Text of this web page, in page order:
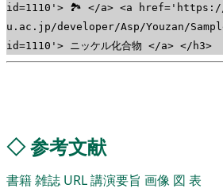
id=1110'> 🏞 </a> <a href='https://
u.ac.jp/developer/Asp/Youzan/
id=1110'> ニッケル化合物 </a> </h3>
◇参考文献
書籍雑誌 URL講演要旨 画像 図 表